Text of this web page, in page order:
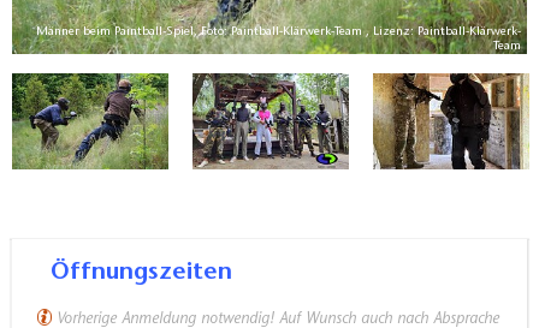
Männer beim Paintball-Spiel, Foto: Paintball-Klärwerk-Team , Lizenz: Paintball-Klärwerk-
Team
Öffnungszeiten
Vorherige Anmeldung notwendig! Auf Wunsch auch nach Absprache